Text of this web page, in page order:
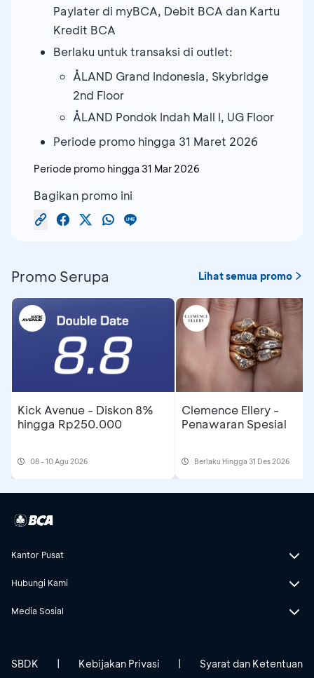
Paylater di myBCA, Debit BCA dan Kartu
Kredit BCA
Berlaku untuk transaksi di outlet:
ÅLAND Grand Indonesia, Skybridge
2nd Floor
ÅLAND Pondok Indah Mall I, UG Floor
Periode promo hingga 31 Maret 2026
Periode promo hingga 31 Mar 2026
Bagikan promo ini
Promo Serupa Lihat semua promo
Kick Avenue - Diskon 8%
hingga Rp250.000
08 - 10 Agu 2026
Clemence Ellery -
Penawaran Spesial
Berlaku Hingga 31 Des 2026
Kantor Pusat
Hubungi Kami
Media Sosial
SBDK | Kebijakan Privasi | Syarat dan Ketentuan